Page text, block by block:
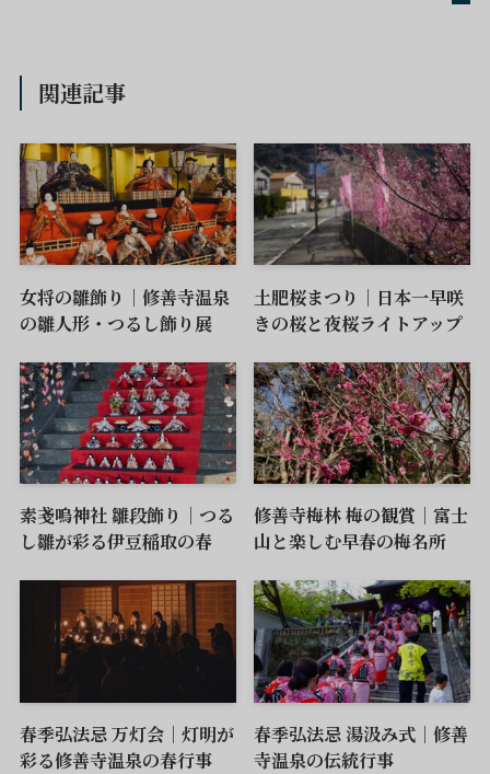
関連記事
女将の雛飾り｜修善寺温泉
の雛人形・つるし飾り展
土肥桜まつり｜日本一早咲
きの桜と夜桜ライトアップ
素戔嗚神社 雛段飾り｜つる
し雛が彩る伊豆稲取の春
修善寺梅林 梅の観賞｜富士
山と楽しむ早春の梅名所
春季弘法忌 万灯会｜灯明が
彩る修善寺温泉の春行事
春季弘法忌 湯汲み式｜修善
寺温泉の伝統行事